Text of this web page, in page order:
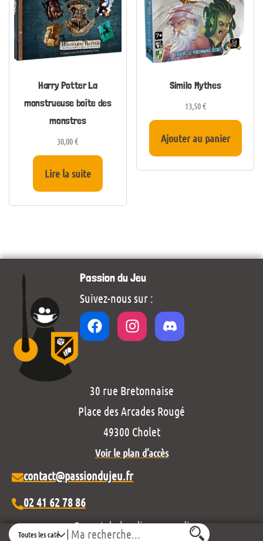
Search
Harry Potter La
monstrueuse boîte des
monstres
30,00€
Lire la suite
Similo Mythes
13,50€
Ajouter au panier
Passion du Jeu
Suivez-nous sur :
30 rue Bretonnaise
Place des Arcades Rougé
49300 Cholet
Voir le plan d’accès
contact@passiondujeu.fr
02 41 62 78 86
Ouvert du lundi au samedi